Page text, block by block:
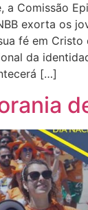
a Comissão
exorta os
fé em Cristo
da
[…]